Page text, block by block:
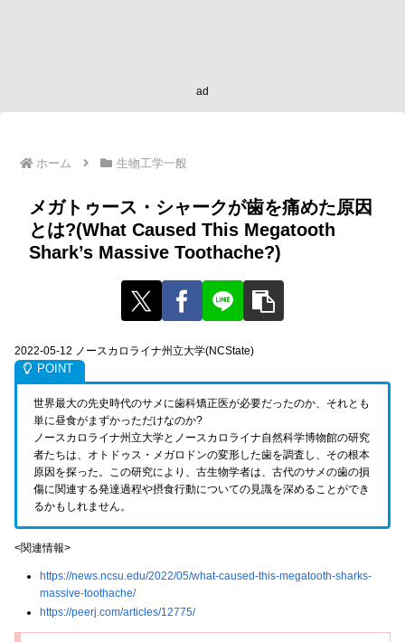
ad
ホーム 生物工学一般
メガトゥース・シャークが歯を痛めた原因
とは?(What Caused This Megatooth
Shark’s Massive Toothache?)
2022-05-12 ノースカロライナ州立大学(NCState)
世界最大の先史時代のサメに歯科矯正医が必要だったのか、それとも
単に昼食がまずかっただけなのか?
ノースカロライナ州立大学とノースカロライナ自然科学博物館の研究
者たちは、オトドゥス・メガロドンの変形した歯を調査し、その根本
原因を探った。この研究により、古生物学者は、古代のサメの歯の損
傷に関連する発達過程や摂食行動についての見識を深めることができ
るかもしれません。
<関連情報>
https://news.ncsu.edu/2022/05/what-caused-this-megatooth-sharks-
massive-toothache/
https://peerj.com/articles/12775/